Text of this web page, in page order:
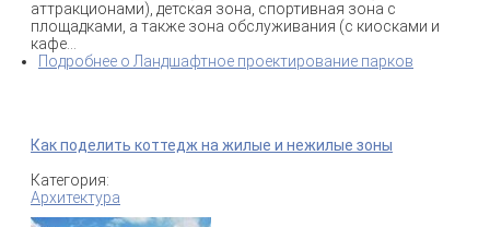
аттракционами), детская зона, спортивная зона с
площадками, а также зона обслуживания (с киосками и
кафе...
Подробнее о Ландшафтное проектирование парков
Как поделить коттедж на жилые и нежилые зоны
Категория:
Архитектура